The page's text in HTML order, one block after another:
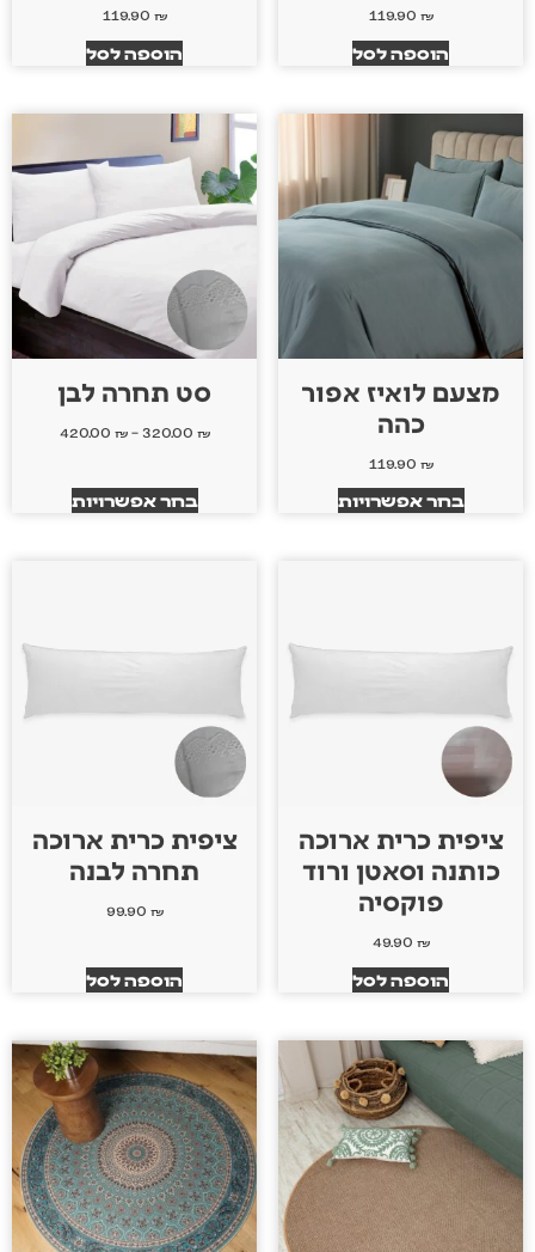
119.90 ₪
הוספה לסל
119.90 ₪
הוספה לסל
מצעם לואיז אפור
כהה
119.90 ₪
בחר אפשרויות
סט תחרה לבן
320.00 ₪
–
420.00 ₪
בחר אפשרויות
ציפית כרית ארוכה
כותנה וסאטן ורוד
פוקסיה
49.90 ₪
הוספה לסל
ציפית כרית ארוכה
תחרה לבנה
99.90 ₪
הוספה לסל